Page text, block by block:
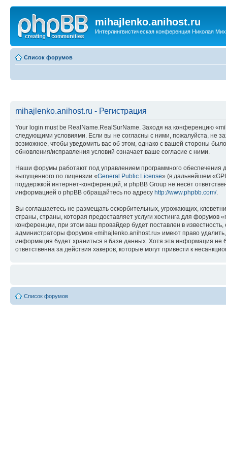
mihajlenko.anihost.ru
Интерлингвистическая конференция Николая
Список форумов
mihajlenko.anihost.ru - Регистрация
Your login must be RealName.RealSurName. Заходя на конференцию
следующими условиями. Если вы не согласны с ними, пожалуйста, не
возможное, чтобы уведомить вас об этом, однако с вашей стороны
обновления/исправления условий означает ваше согласие с ними.
Наши форумы работают под управлением программного обеспечения
выпущенного по лицензии «General Public License» (в дальнейшем
поддержкой интернет-конференций, и phpBB Group не несёт
информацией о phpBB обращайтесь по адресу http://www.phpbb.com/.
Вы соглашаетесь не размещать оскорбительных, угрожающих,
страны, страны, которая предоставляет услуги хостинга для
конференции, при этом ваш провайдер будет поставлен в
администраторы форумов «mihajlenko.anihost.ru» имеют право
информация будет храниться в базе данных. Хотя эта информация
ответственна за действия хакеров, которые могут привести к
Список форумов